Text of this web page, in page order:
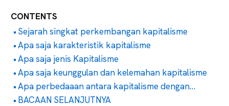
CONTENTS
Sejarah singkat perkembangan kapitalisme
Apa saja karakteristik kapitalisme
Apa saja jenis Kapitalisme
Apa saja keunggulan dan kelemahan kapitalisme
Apa perbedaaan antara kapitalisme dengan…
BACAAN SELANJUTNYA